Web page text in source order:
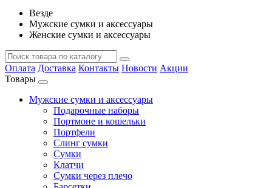
Везде
Мужские сумки и аксессуары
Женские сумки и аксессуары
Оплата Доставка Контакты Новости Акции
Товары
Мужские сумки и аксессуары
Подарочные наборы
Портмоне и кошельки
Портфели
Слинг сумки
Сумки
Клатчи
Сумки через плечо